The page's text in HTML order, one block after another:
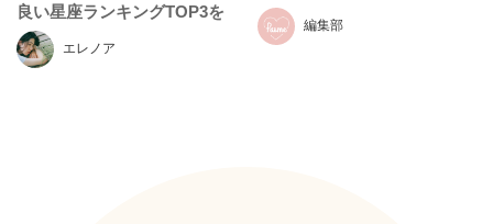
エレノア
良い星座ランキングTOP3を
発表！
編集部